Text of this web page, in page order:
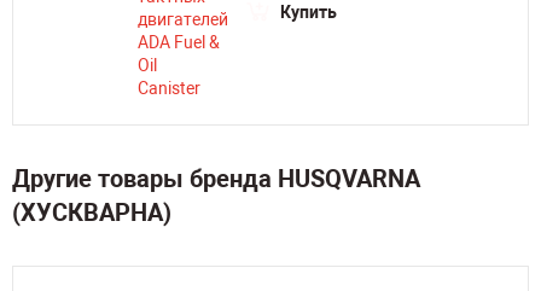
Купить
Другие товары бренда HUSQVARNA
(ХУСКВАРНА)